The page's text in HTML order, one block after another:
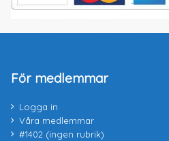
För medlemmar
Logga in
Våra medlemmar
#1402 (ingen rubrik)